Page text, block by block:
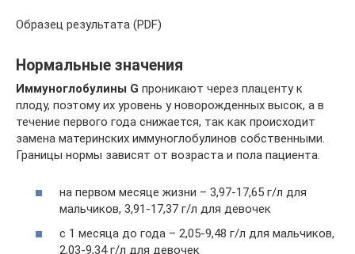
Образец результата (PDF)
Нормальные значения
Иммуноглобулины G проникают через плаценту к
плоду, поэтому их уровень у новорожденных высок, а в
течение первого года снижается, так как происходит
замена материнских иммуноглобулинов собственными.
Границы нормы зависят от возраста и пола пациента.
на первом месяце жизни – 3,97-17,65 г/л для
мальчиков, 3,91-17,37 г/л для девочек
с 1 месяца до года – 2,05-9,48 г/л для мальчиков,
2,03-9,34 г/л для девочек